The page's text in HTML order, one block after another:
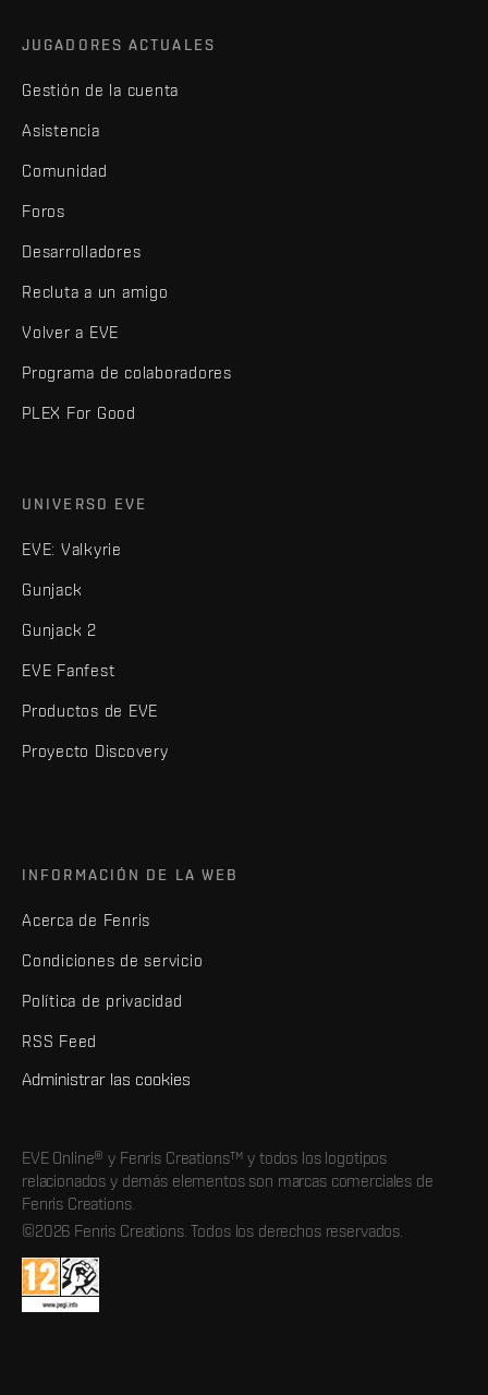
JUGADORES ACTUALES
Gestión de la cuenta
Asistencia
Comunidad
Foros
Desarrolladores
Recluta a un amigo
Volver a EVE
Programa de colaboradores
PLEX For Good
UNIVERSO EVE
EVE: Valkyrie
Gunjack
Gunjack 2
EVE Fanfest
Productos de EVE
Proyecto Discovery
INFORMACIÓN DE LA WEB
Acerca de Fenris
Condiciones de servicio
Política de privacidad
RSS Feed
Administrar las cookies
EVE Online® y Fenris Creations™ y todos los logotipos
relacionados y demás elementos son marcas comerciales de
Fenris Creations.
©2026 Fenris Creations. Todos los derechos reservados.